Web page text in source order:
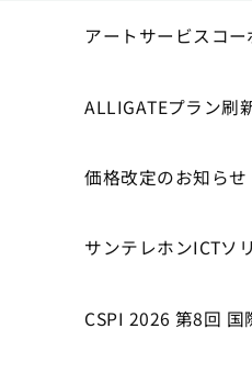
アートサービスコ
ALLIGATEプラン刷
価格改定のお知らせ
サンテレホンICTソ
CSPI 2026 第8回